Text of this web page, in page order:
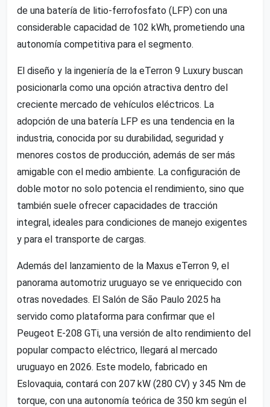
de una batería de litio-ferrofosfato (LFP) con una
considerable capacidad de 102 kWh, prometiendo una
autonomía competitiva para el segmento.
El diseño y la ingeniería de la eTerron 9 Luxury buscan
posicionarla como una opción atractiva dentro del
creciente mercado de vehículos eléctricos. La
adopción de una batería LFP es una tendencia en la
industria, conocida por su durabilidad, seguridad y
menores costos de producción, además de ser más
amigable con el medio ambiente. La configuración de
doble motor no solo potencia el rendimiento, sino que
también suele ofrecer capacidades de tracción
integral, ideales para condiciones de manejo exigentes
y para el transporte de cargas.
Además del lanzamiento de la Maxus eTerron 9, el
panorama automotriz uruguayo se ve enriquecido con
otras novedades. El Salón de São Paulo 2025 ha
servido como plataforma para confirmar que el
Peugeot E-208 GTi, una versión de alto rendimiento del
popular compacto eléctrico, llegará al mercado
uruguayo en 2026. Este modelo, fabricado en
Eslovaquia, contará con 207 kW (280 CV) y 345 Nm de
torque, con una autonomía teórica de 350 km según el